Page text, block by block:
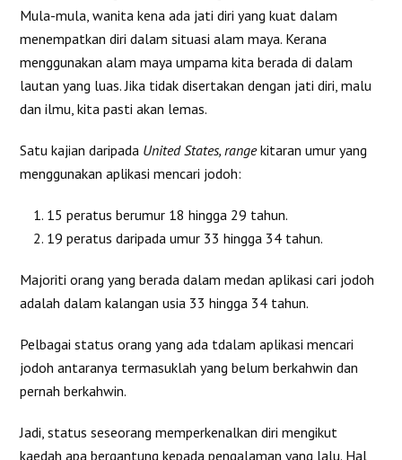
Mula-mula, wanita kena ada jati diri yang kuat dalam
menempatkan diri dalam situasi alam maya. Kerana
menggunakan alam maya umpama kita berada di dalam
lautan yang luas. Jika tidak disertakan dengan jati diri, malu
dan ilmu, kita pasti akan lemas.
Satu kajian daripada United States, rangekitaran umur yang
menggunakan aplikasi mencari jodoh:
15 peratus berumur 18 hingga 29 tahun.
19 peratus daripada umur 33 hingga 34 tahun.
Majoriti orang yang berada dalam medan aplikasi cari jodoh
adalah dalam kalangan usia 33 hingga 34 tahun.
Pelbagai status orang yang ada tdalam aplikasi mencari
jodoh antaranya termasuklah yang belum berkahwin dan
pernah berkahwin.
Jadi, status seseorang memperkenalkan diri mengikut
kaedah apa bergantung kepada pengalaman yang lalu. Hal